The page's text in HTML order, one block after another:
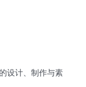
设计、制作与素